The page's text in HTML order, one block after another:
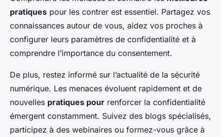
pratiques pour les contrer est essentiel. Partagez vos
connaissances autour de vous, aidez vos proches à
configurer leurs paramètres de confidentialité et à
comprendre l’importance du consentement.
De plus, restez informé sur l’actualité de la sécurité
numérique. Les menaces évoluent rapidement et de
nouvelles pratiques pour renforcer la confidentialité
émergent constamment. Suivez des blogs spécialisés,
participez à des webinaires ou formez-vous grâce à